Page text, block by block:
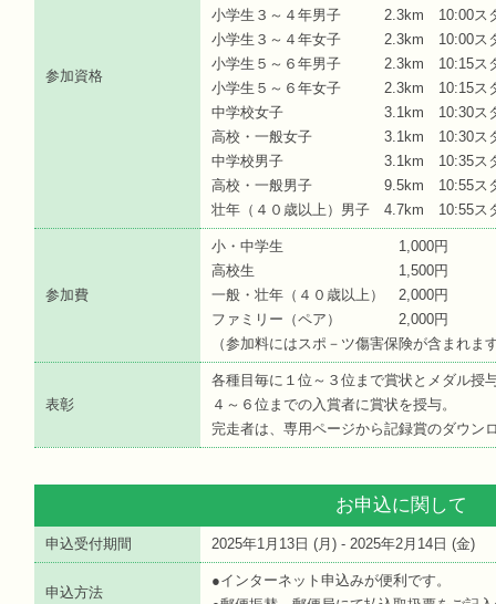
参加資格
小学生３～４年男子 2.3km 10:00ス
小学生３～４年女子 2.3km 10:00ス
小学生５～６年男子 2.3km 10:15ス
小学生５～６年女子 2.3km 10:15ス
中学校女子 3.1km 10:30スタ
高校・一般女子 3.1km 10:30ス
中学校男子 3.1km 10:35スタ
高校・一般男子 9.5km 10:55ス
壮年（４０歳以上）男子 4.7km 10:55ス
参加費
小・中学生 1,000円
高校生 1,500円
一般・壮年（４０歳以上） 2,000円
ファミリー（ペア） 2,000円
（参加料にはスポ－ツ傷害保険が含まれま
表彰
各種目毎に１位～３位まで賞状とメダル授
４～６位までの入賞者に賞状を授与。
完走者は、専用ページから記録賞のダウン
お申込に関して
申込受付期間 2025年1月13日 (月 ) - 2025年2月14日 (金)
申込方法
●インターネット申込みが便利です。